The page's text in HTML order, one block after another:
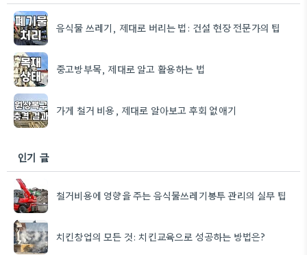
음식물 쓰레기, 제대로 버리는 법: 건설 현장 전문가의 팁
중고방부목, 제대로 알고 활용하는 법
가게 철거 비용, 제대로 알아보고 후회 없애기
인기 글
철거비용에 영향을 주는 음식물쓰레기봉투 관리의 실무 팁
치킨창업의 모든 것: 치킨교육으로 성공하는 방법은?